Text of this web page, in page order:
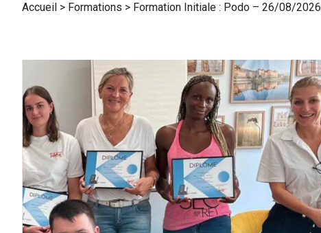
Physiothérapie
Dermatologie et
esthétique
Accueil > Formations > Formation Initiale : Podo – 26/08/2026